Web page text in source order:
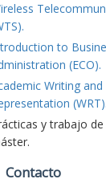
to
(ECO).
Writing
(WRT).
y trabajo
Contacto